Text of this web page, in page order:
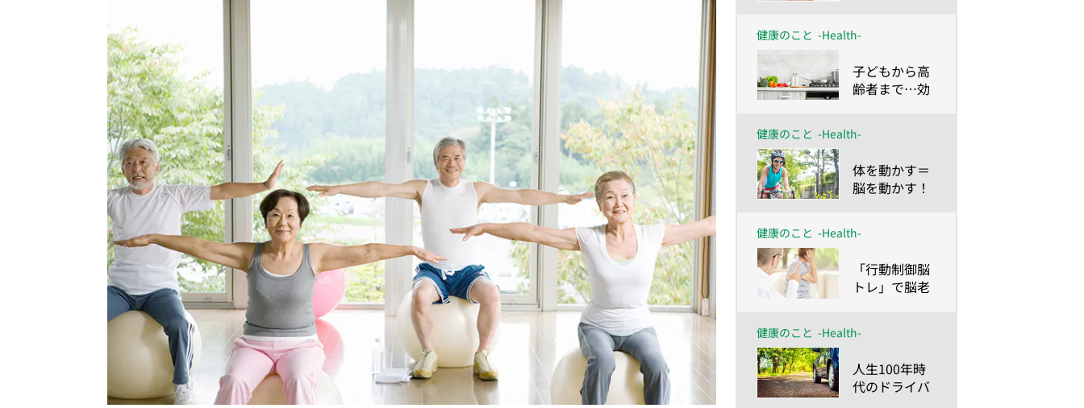
健康のこと -Health-
​子どもから高
齢者まで…効
健康のこと -Health-
​体を動かす＝
脳を動かす！
健康のこと -Health-
​「行動制御脳
トレ」で脳老
健康のこと -Health-
​人生100年時
代のドライバ